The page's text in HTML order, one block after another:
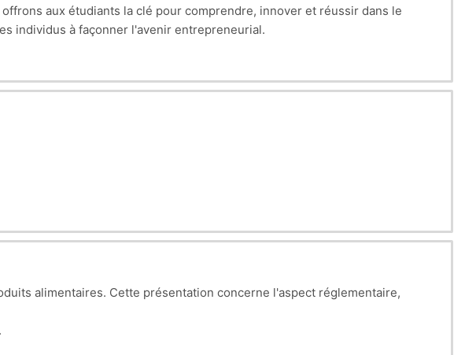
aux étudiants la clé pour comprendre, innover et réussir dans le
individus à façonner l'avenir entrepreneurial.
alimentaires. Cette présentation concerne l'aspect réglementaire,